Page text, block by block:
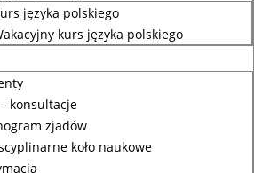
języka polskiego
kurs języka polskiego
konsultacje
zjadów
koło naukowe